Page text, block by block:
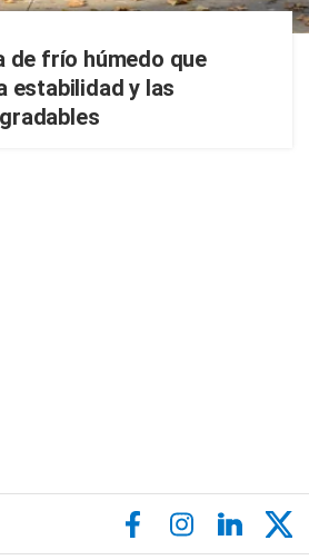
de frío húmedo que
estabilidad y las